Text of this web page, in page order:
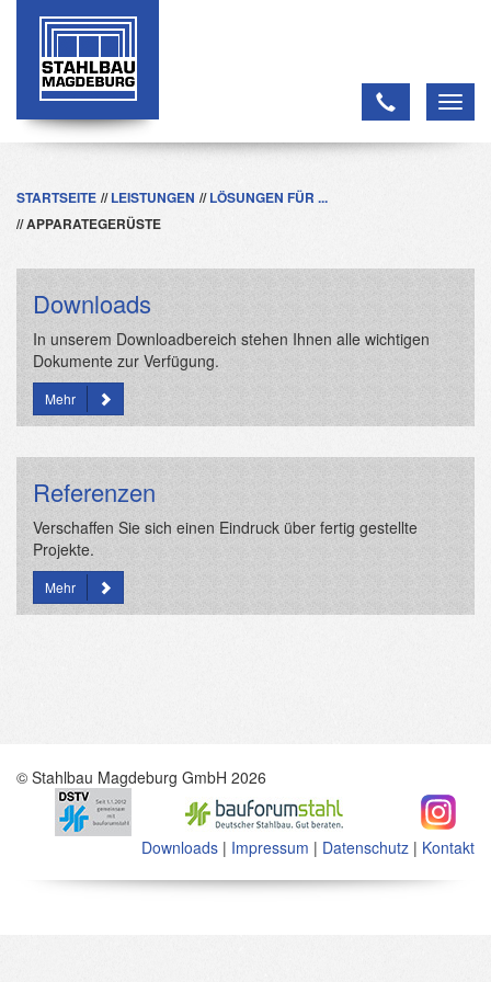
STARTSEITE LEISTUNGEN
LÖSUNGEN FÜR ...
APPARATEGERÜSTE
Downloads
In unserem Downloadbereich stehen Ihnen alle wichtigen
Dokumente zur Verfügung.
Mehr
Referenzen
Verschaffen Sie sich einen Eindruck über fertig gestellte
Projekte.
Mehr
© Stahlbau Magdeburg GmbH 2026
Downloads | Impressum | Datenschutz | Kontakt